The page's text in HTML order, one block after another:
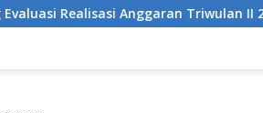
Triwulan II 2026 Tutup